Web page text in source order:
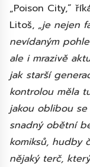
„Poison City,“
Litoš, „je nejen
nevídaným
ale i mrazivě
jak starší
kontrolou měla
jakou oblibou
snadný obětní
komiksů, hudby
nějaký terč,